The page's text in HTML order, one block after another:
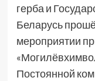
герба и
Беларусь
мероприятии
Постоянной